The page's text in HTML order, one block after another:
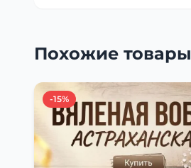
Похожие товары
-15%